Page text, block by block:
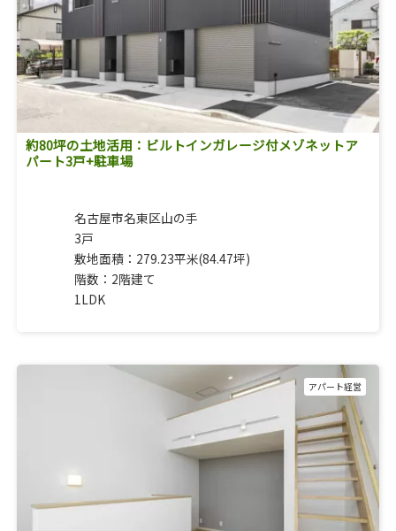
約80坪の土地活用：ビルトインガレージ付メゾネットア
パート3戸+駐車場
名古屋市名東区山の手
3戸
敷地面積：279.23平米(84.47坪)
階数：2階建て
1LDK
アパート経営